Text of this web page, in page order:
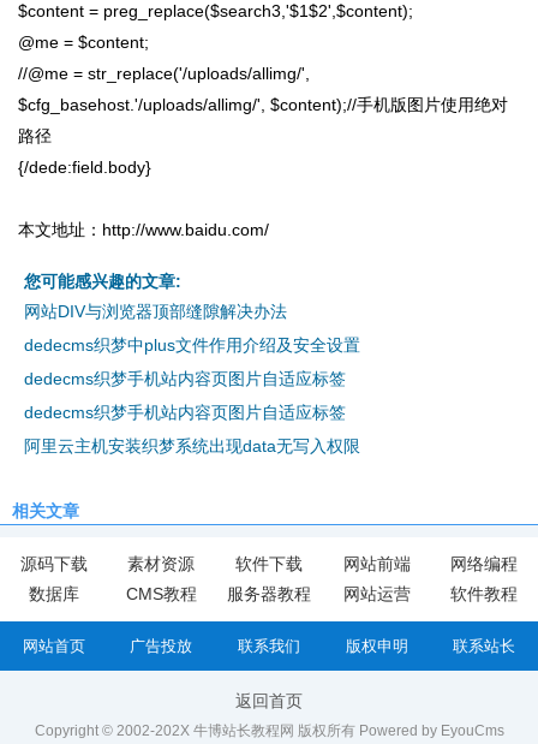
$content = preg_replace($search3,'$1$2',$content);
@me = $content;
//@me = str_replace('/uploads/allimg/',
$cfg_basehost.'/uploads/allimg/', $content);//手机版图片使用绝对
路径
{/dede:field.body}
本文地址：http://www.baidu.com/
您可能感兴趣的文章:
网站DIV与浏览器顶部缝隙解决办法
dedecms织梦中plus文件作用介绍及安全设置
dedecms织梦手机站内容页图片自适应标签
dedecms织梦手机站内容页图片自适应标签
阿里云主机安装织梦系统出现data无写入权限
相关文章
源码下载 素材资源 软件下载 网站前端
网络编程
数据库
CMS教程 服务器教程 网站运营 软件教程
网站首页 广告投放 联系我们 版权申明 联系站长
返回首页
Copyright © 2002-202X 牛博站长教程网 版权所有Powered by EyouCms